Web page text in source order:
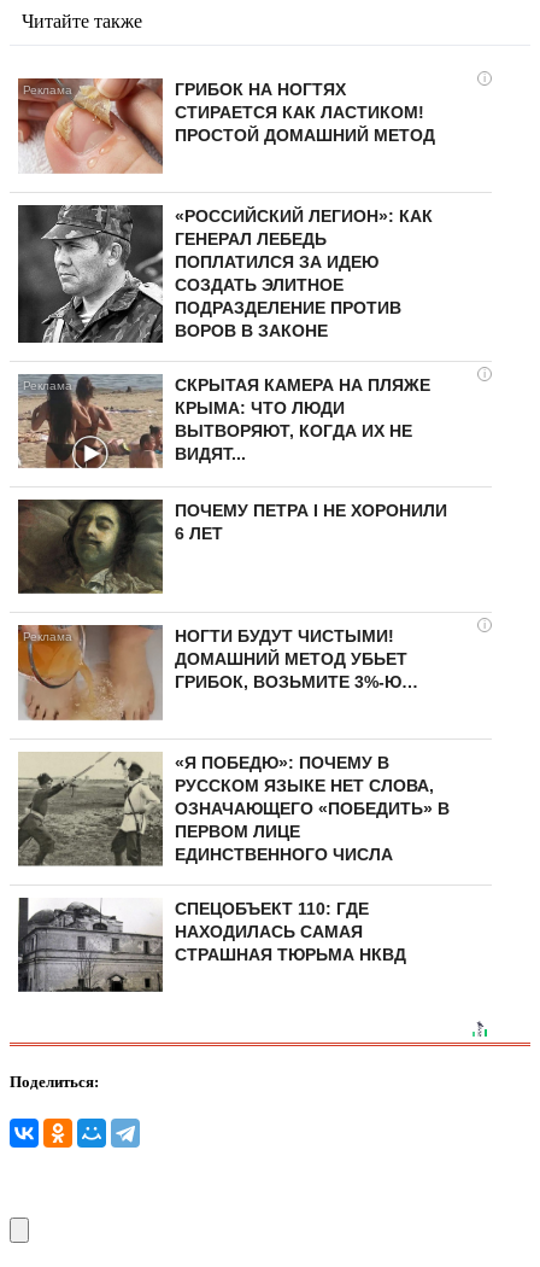
Читайте также
i
ГРИБОК НА НОГТЯХ
СТИРАЕТСЯ КАК ЛАСТИКОМ!
ПРОСТОЙ ДОМАШНИЙ МЕТОД
«РОССИЙСКИЙ ЛЕГИОН»: КАК
ГЕНЕРАЛ ЛЕБЕДЬ
ПОПЛАТИЛСЯ ЗА ИДЕЮ
СОЗДАТЬ ЭЛИТНОЕ
ПОДРАЗДЕЛЕНИЕ ПРОТИВ
ВОРОВ В ЗАКОНЕ
i
СКРЫТАЯ КАМЕРА НА ПЛЯЖЕ
КРЫМА: ЧТО ЛЮДИ
ВЫТВОРЯЮТ, КОГДА ИХ НЕ
ВИДЯТ...
ПОЧЕМУ ПЕТРА I НЕ ХОРОНИЛИ
6 ЛЕТ
i
НОГТИ БУДУТ ЧИСТЫМИ!
ДОМАШНИЙ МЕТОД УБЬЕТ
ГРИБОК, ВОЗЬМИТЕ 3%-Ю…
«Я ПОБЕДЮ»: ПОЧЕМУ В
РУССКОМ ЯЗЫКЕ НЕТ СЛОВА,
ОЗНАЧАЮЩЕГО «ПОБЕДИТЬ» В
ПЕРВОМ ЛИЦЕ
ЕДИНСТВЕННОГО ЧИСЛА
СПЕЦОБЪЕКТ 110: ГДЕ
НАХОДИЛАСЬ САМАЯ
СТРАШНАЯ ТЮРЬМА НКВД
Поделиться: